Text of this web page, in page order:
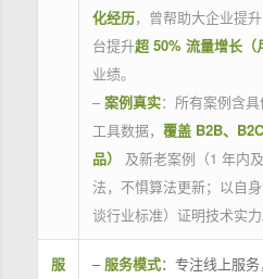
化经历，曾帮助大企业提
台提升超 50% 流量增长（
业绩。
– 案例真实：所有案例含
工具数据， 覆盖 B2B、
品）
及新老案例（1 年内
法，不惧算法更新；以自
谈行业标准）证明技术实力
服
– 服务模式：专注线上服务